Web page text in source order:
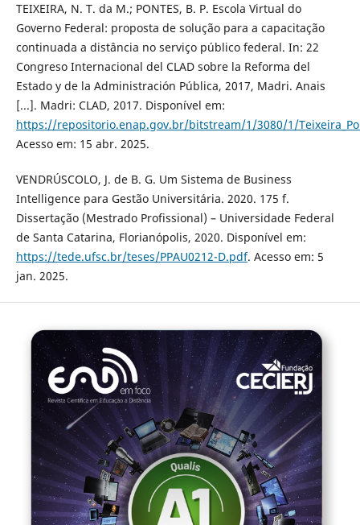
TEIXEIRA, N. T. da M.; PONTES, B. P. Escola Virtual do
Governo Federal: proposta de solução para a capacitação
continuada a distância no serviço público federal. In: 22
Congreso Internacional del CLAD sobre la Reforma del
Estado y de la Administración Pública, 2017, Madri. Anais
[...]. Madri: CLAD, 2017. Disponível em:
https://repositorio.enap.gov.br/bitstream/1/3080/1/
Acesso em: 15 abr. 2025.
VENDRÚSCOLO, J. de B. G. Um Sistema de Business
Intelligence para Gestão Universitária. 2020. 175 f.
Dissertação (Mestrado Profissional) – Universidade Federal
de Santa Catarina, Florianópolis, 2020. Disponível em:
https://tede.ufsc.br/teses/PPAU0212-D.pdf. Acesso em: 5
jan. 2025.